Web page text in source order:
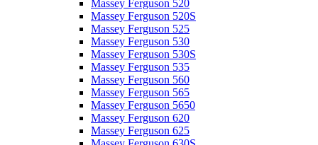
Massey Ferguson 520
Massey Ferguson 520S
Massey Ferguson 525
Massey Ferguson 530
Massey Ferguson 530S
Massey Ferguson 535
Massey Ferguson 560
Massey Ferguson 565
Massey Ferguson 5650
Massey Ferguson 620
Massey Ferguson 625